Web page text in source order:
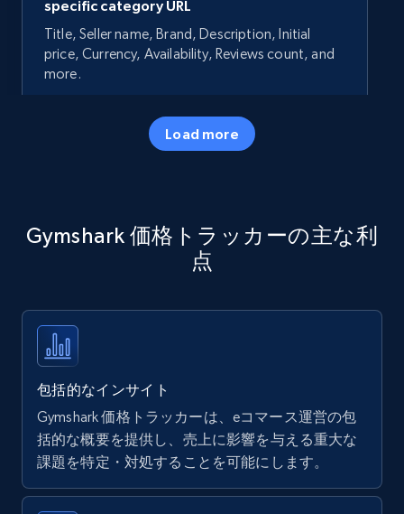
specific category URL
Title, Seller name, Brand, Description, Initial
price, Currency, Availability, Reviews count, and
more.
5.7K+ 今すぐ始める
specific keywords
Title, Seller name, Brand, Description, Initial
35.3K+
Amazon products - find products by using
upc numbers
Title, Seller name, Brand, Description, Initial
price, Currency, Availability, Reviews count, and
Load more
Gymshark 価格トラッカーの主な利
点
包括的なインサイト
Gymshark 価格トラッカーは、eコマース運営の包
括的な概要を提供し、売上に影響を与える重大な
課題を特定・対処することを可能にします。